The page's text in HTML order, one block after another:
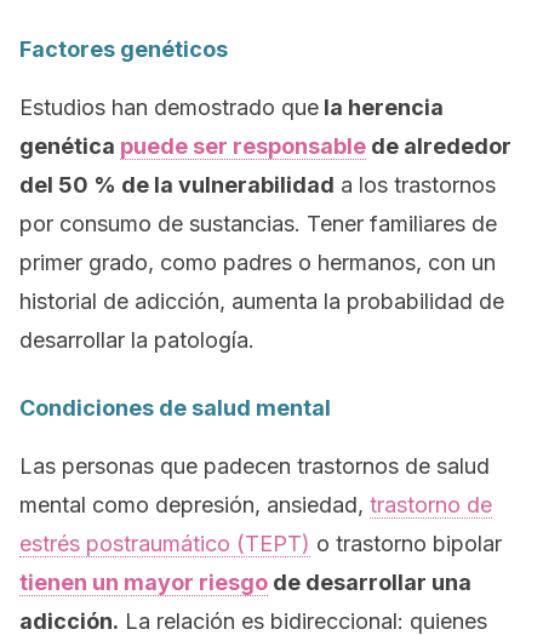
Factores genéticos
Estudios han demostrado que la herencia
genética puede ser responsable de alrededor
del 50 % de la vulnerabilidad a los trastornos
por consumo de sustancias. Tener familiares de
primer grado, como padres o hermanos, con un
historial de adicción, aumenta la probabilidad de
desarrollar la patología.
Condiciones de salud mental
Las personas que padecen trastornos de salud
mental como depresión, ansiedad, trastorno de
estrés postraumático (TEPT) o trastorno bipolar
tienen un mayor riesgo de desarrollar una
adicción. La relación es bidireccional: quienes